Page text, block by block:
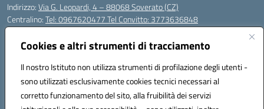
Cookies e altri strumenti di tracciamento
Il nostro Istituto non utilizza strumenti di profilazione degli utenti -
sono utilizzati esclusivamente cookies tecnici necessari al
corretto funzionamento del sito, alla fruibilità dei servizi
Indirizzo:Via G. Leopardi, 4 – 88068 Soverato (CZ)
Centralino:Tel: 0967620477 Tel Convitto: 3773636848
Email:
Posta elettronica certificata (PEC):czrh04000q@pec.istruzione.it
Codice fiscale: 84000690796
Codice meccanografico:CZRH04000Q
Codice Indice delle Pubbliche Amministrazioni (IPA): istsc_czrh04000q
Codice unico di fatturazione (CUF): UF9M13